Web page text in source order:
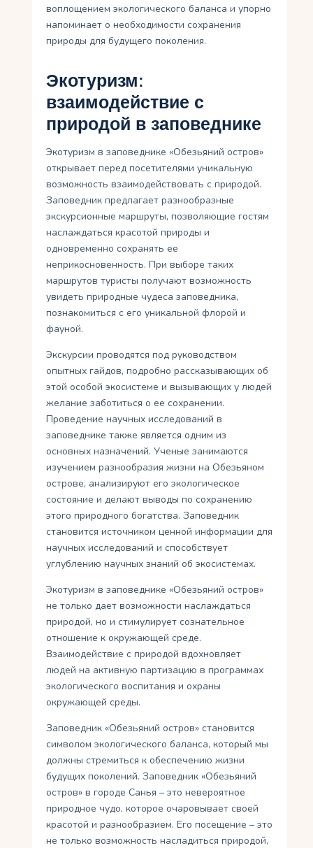
воплощением экологического баланса и упорно
напоминает о необходимости сохранения
природы для будущего поколения.
Экотуризм:
взаимодействие с
природой в заповеднике
Экотуризм в заповеднике «Обезьяний остров»
открывает перед посетителями уникальную
возможность взаимодействовать с природой.
Заповедник предлагает разнообразные
экскурсионные маршруты, позволяющие гостям
наслаждаться красотой природы и
одновременно сохранять ее
неприкосновенность. При выборе таких
маршрутов туристы получают возможность
увидеть природные чудеса заповедника,
познакомиться с его уникальной флорой и
фауной.
Экскурсии проводятся под руководством
опытных гайдов, подробно рассказывающих об
этой особой экосистеме и вызывающих у людей
желание заботиться о ее сохранении.
Проведение научных исследований в
заповеднике также является одним из
основных назначений. Ученые занимаются
изучением разнообразия жизни на Обезьяном
острове, анализируют его экологическое
состояние и делают выводы по сохранению
этого природного богатства. Заповедник
становится источником ценной информации для
научных исследований и способствует
углублению научных знаний об экосистемах.
Экотуризм в заповеднике «Обезьяний остров»
не только дает возможности наслаждаться
природой, но и стимулирует сознательное
отношение к окружающей среде.
Взаимодействие с природой вдохновляет
людей на активную партизацию в программах
экологического воспитания и охраны
окружающей среды.
Заповедник «Обезьяний остров» становится
символом экологического баланса, который мы
должны стремиться к обеспечению жизни
будущих поколений. Заповедник «Обезьяний
остров» в городе Санья – это невероятное
природное чудо, которое очаровывает своей
красотой и разнообразием. Его посещение – это
не только возможность насладиться природой,